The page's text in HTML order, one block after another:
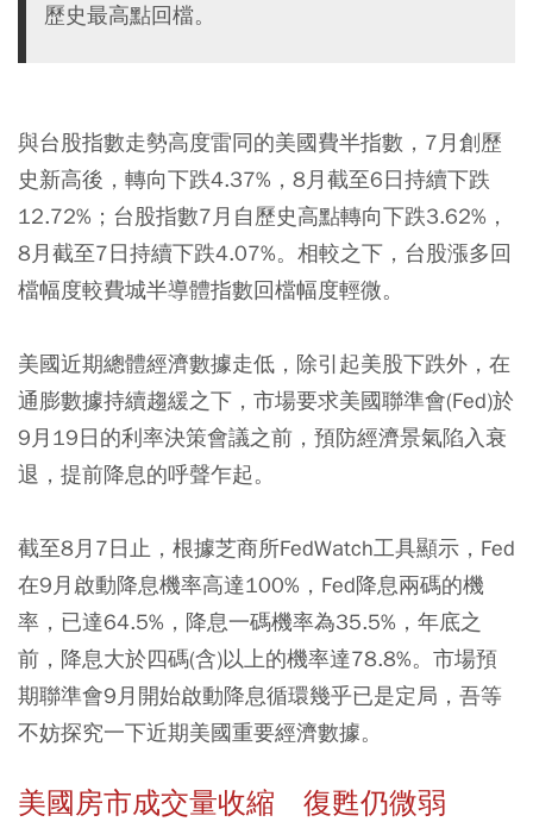
歷史最高點回檔。
與台股指數走勢高度雷同的美國費半指數，7月創歷
史新高後，轉向下跌4.37%，8月截至6日持續下跌
12.72%；台股指數7月自歷史高點轉向下跌3.62%，
8月截至7日持續下跌4.07%。相較之下，台股漲多回
檔幅度較費城半導體指數回檔幅度輕微。
美國近期總體經濟數據走低，除引起美股下跌外，在
通膨數據持續趨緩之下，市場要求美國聯準會(Fed)於
9月19日的利率決策會議之前，預防經濟景氣陷入衰
退，提前降息的呼聲乍起。
截至8月7日止，根據芝商所FedWatch工具顯示，Fed
在9月啟動降息機率高達100%，Fed降息兩碼的機
率，已達64.5%，降息一碼機率為35.5%，年底之
前，降息大於四碼(含)以上的機率達78.8%。市場預
期聯準會9月開始啟動降息循環幾乎已是定局，吾等
不妨探究一下近期美國重要經濟數據。
美國房市成交量收縮 復甦仍微弱